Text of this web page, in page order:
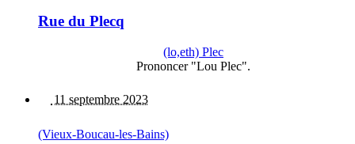
Rue du Plecq
(lo,eth) Plec
Prononcer "Lou Plec".
11 septembre 2023
(Vieux-Boucau-les-Bains)